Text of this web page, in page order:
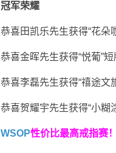
冠军荣耀
恭喜田凯乐先生获得“花朵
恭喜金晖先生获得“悦葡”
恭喜李磊先生获得“禧途文
恭喜贺耀宇先生获得“小糊
WSOP性价比最高戒指赛！